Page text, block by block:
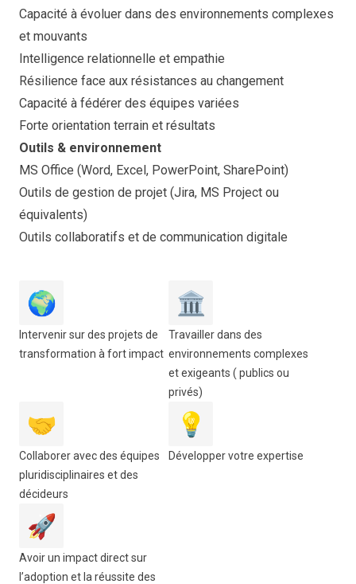
Capacité à évoluer dans des environnements complexes
et mouvants
Intelligence relationnelle et empathie
Résilience face aux résistances au changement
Capacité à fédérer des équipes variées
Forte orientation terrain et résultats
Outils & environnement
MS Office (Word, Excel, PowerPoint, SharePoint)
Outils de gestion de projet (Jira, MS Project ou
équivalents)
Outils collaboratifs et de communication digitale
🌍
Intervenir sur des projets de
transformation à fort impact
🏛️
Travailler dans des
environnements complexes
et exigeants ( publics ou
privés)
🤝
Collaborer avec des équipes
pluridisciplinaires et des
décideurs
💡
Développer votre expertise
🚀
Avoir un impact direct sur
l’adoption et la réussite des